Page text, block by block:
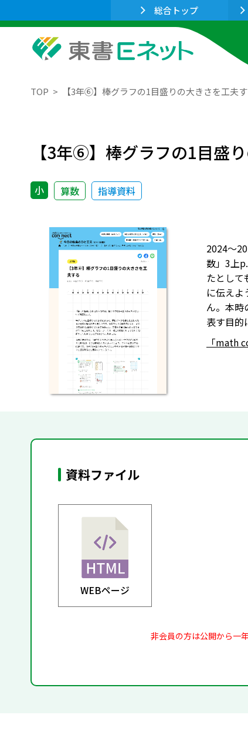
総合トップ
TOP 【3年➅】棒グラフの1目盛りの大きさを工夫す
【3年➅】棒グラフの1目盛
小 算数 指導資料
2024～
数」3上
たとして
に伝えよ
ん。本時
表す目的
「math
資料ファイル
WEBページ
非会員の方は公開から一